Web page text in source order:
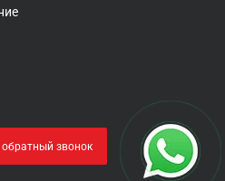
обратный звонок